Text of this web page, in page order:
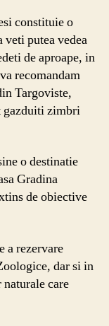
constituie o
veti putea vedea
de aproape, in
recomandam
Targoviste,
gazduiti zimbri
o destinatie
Gradina
de obiective
a rezervare
dar si in
care